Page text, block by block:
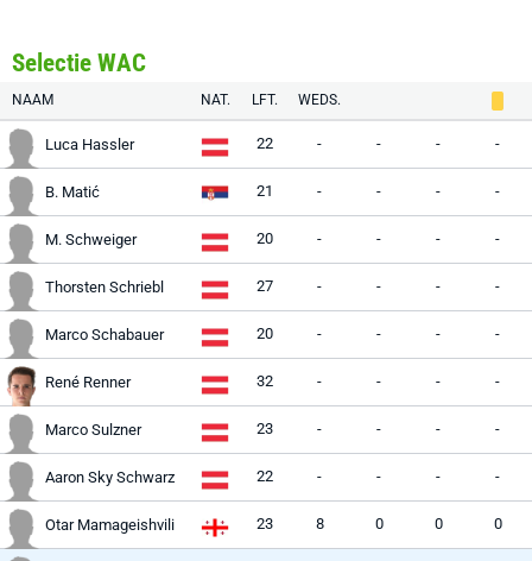
Selectie WAC
NAAM NAT. LFT. WEDS.
Luca Hassler 22 - - - -
B. Matić 21 - - - -
M. Schweiger 20 - - - -
Thorsten Schriebl 27 - - - -
Marco Schabauer 20 - - - -
René Renner 32 - - - -
Marco Sulzner 23 - - - -
Aaron Sky Schwarz 22 - - - -
Otar Mamageishvili 23 8 0 0 0